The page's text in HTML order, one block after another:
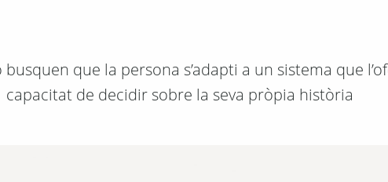
que la persona s’adapti a un sistema que
capacitat de decidir sobre la seva pròpia història